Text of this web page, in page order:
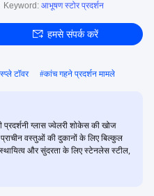
Keyword: आभूषण स्टोर प्रदर्शन
हमसे संपर्क करें
टॉवर #कांच गहने प्रदर्शन मामले
ग्लास ज्वेलरी शोकेस की खोज
वस्तुओं की दुकानों के लिए बिल्कुल
और सुंदरता के लिए स्टेनलेस स्टील,